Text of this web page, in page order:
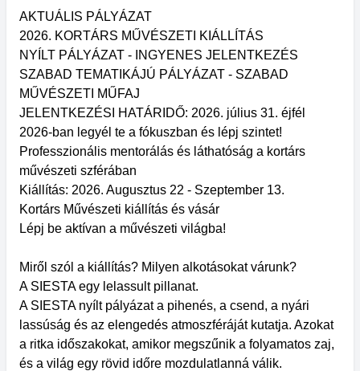
AKTUÁLIS PÁLYÁZAT
2026. KORTÁRS MŰVÉSZETI KIÁLLÍTÁS
NYÍLT PÁLYÁZAT - INGYENES JELENTKEZÉS
SZABAD TEMATIKÁJÚ PÁLYÁZAT - SZABAD
MŰVÉSZETI MŰFAJ
JELENTKEZÉSI HATÁRIDŐ: 2026. július 31. éjfél
2026-ban legyél te a fókuszban és lépj szintet!
Professzionális mentorálás és láthatóság a kortárs
művészeti szférában
Kiállítás: 2026. Augusztus 22 - Szeptember 13.
Kortárs Művészeti kiállítás és vásár
Lépj be aktívan a művészeti világba!
Miről szól a kiállítás? Milyen alkotásokat várunk?
A SIESTA egy lelassult pillanat.
A SIESTA nyílt pályázat a pihenés, a csend, a nyári
lassúság és az elengedés atmoszféráját kutatja. Azokat
a ritka időszakokat, amikor megszűnik a folyamatos zaj,
és a világ egy rövid időre mozdulatlanná válik.